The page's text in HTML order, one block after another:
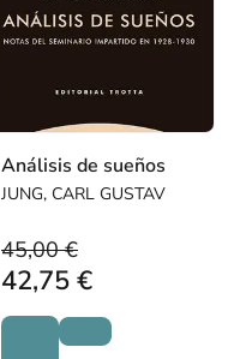
Análisis de sueños
JUNG, CARL GUSTAV
45,00 €
42,75 €